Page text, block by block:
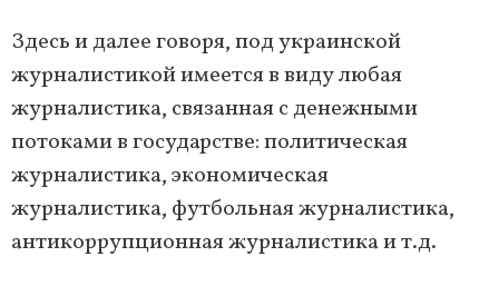
Здесь и далее говоря, под украинской
журналистикой имеется в виду любая
журналистика, связанная с денежными
потоками в государстве: политическая
журналистика, экономическая
журналистика, футбольная журналистика,
антикоррупционная журналистика и т.д.